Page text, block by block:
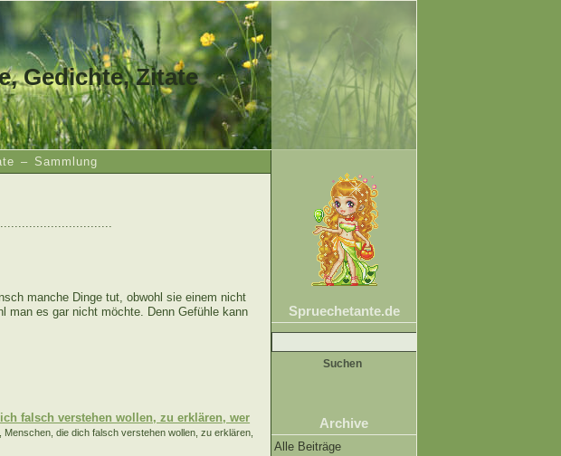
Gedichte, Zitate
– Sammlung
Spruechetante.de
Suche
nach:
Archive
Alle Beiträge
manche Dinge tut, obwohl sie einem nicht
man es gar nicht möchte. Denn Gefühle kann
falsch verstehen wollen, zu erklären, wer
Menschen, die dich falsch verstehen wollen, zu erklären,